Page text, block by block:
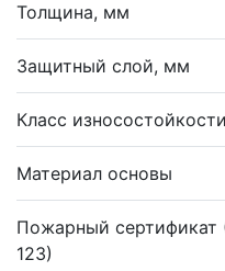
Толщина, мм
Защитный слой, мм
Класс износостойкости
Материал основы
Пожарный сертификат
123)